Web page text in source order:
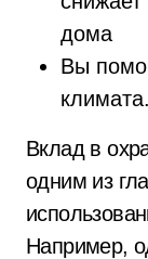
дома
Вы
климата.
Вклад в
одним из
Например,